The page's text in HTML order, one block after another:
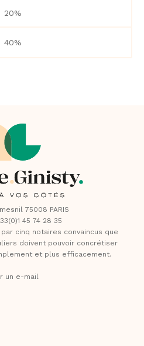
20%
40%
75008 PARIS
45 74 28 35
cinq notaires convaincus que
doivent pouvoir concrétiser
et plus efficacement.
un e-mail